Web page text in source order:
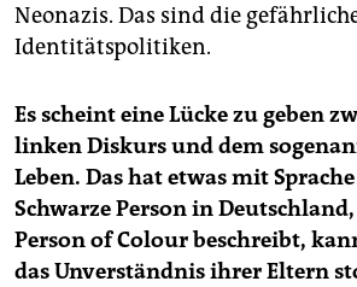
Neonazis. Das sind die
Identitätspolitiken.
Es scheint eine Lücke zu geben
linken Diskurs und dem
Leben. Das hat etwas mit
Schwarze Person in
Person of Colour beschreibt,
das Unverständnis ihrer Eltern